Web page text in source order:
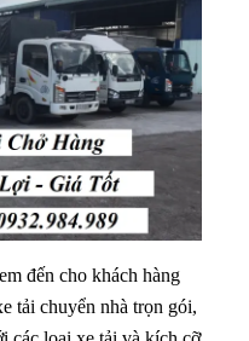
đến cho khách hàng
tải chuyển nhà trọn gói,